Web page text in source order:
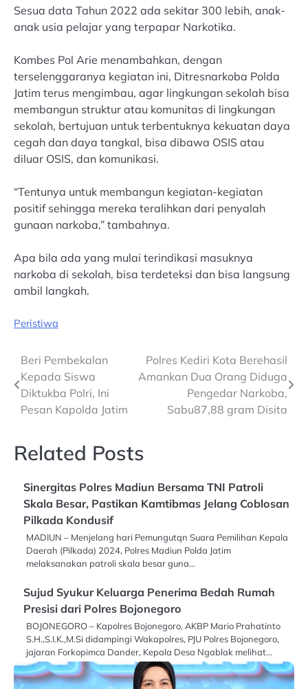
Sesua data Tahun 2022 ada sekitar 300 lebih, anak-
anak usia pelajar yang terpapar Narkotika.
Kombes Pol Arie menambahkan, dengan
terselenggaranya kegiatan ini, Ditresnarkoba Polda
Jatim terus mengimbau, agar lingkungan sekolah bisa
membangun struktur atau komunitas di lingkungan
sekolah, bertujuan untuk terbentuknya kekuatan daya
cegah dan daya tangkal, bisa dibawa OSIS atau
diluar OSIS, dan komunikasi.
“Tentunya untuk membangun kegiatan-kegiatan
positif sehingga mereka teralihkan dari penyalah
gunaan narkoba,” tambahnya.
Apa bila ada yang mulai terindikasi masuknya
narkoba di sekolah, bisa terdeteksi dan bisa langsung
ambil langkah.
Peristiwa
Post
navigation
Beri Pembekalan
Kepada Siswa
Diktukba Polri, Ini
Pesan Kapolda Jatim
Polres Kediri Kota Berehasil
Amankan Dua Orang Diduga
Pengedar Narkoba,
Sabu87,88 gram Disita
Related Posts
Sinergitas Polres Madiun Bersama TNI Patroli
Skala Besar, Pastikan Kamtibmas Jelang Coblosan
Pilkada Kondusif
MADIUN – Menjelang hari Pemungutqn Suara Pemilihan Kepala
Daerah (Pilkada) 2024, Polres Madiun Polda Jatim
melaksanakan patroli skala besar guna…
Sujud Syukur Keluarga Penerima Bedah Rumah
Presisi dari Polres Bojonegoro
BOJONEGORO – Kapolres Bojonegoro, AKBP Mario Prahatinto
S.H.,S.I.K.,M.Si didampingi Wakapolres, PJU Polres Bojonegoro,
jajaran Forkopimca Dander, Kepala Desa Ngablak melihat…